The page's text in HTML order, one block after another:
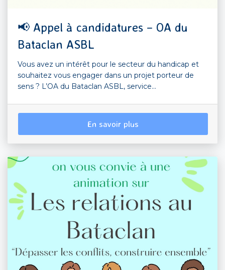
📢 Appel à candidatures – OA du
Bataclan ASBL
Vous avez un intérêt pour le secteur du handicap et
souhaitez vous engager dans un projet porteur de
sens ? L’OA du Bataclan ASBL, service...
En savoir plus